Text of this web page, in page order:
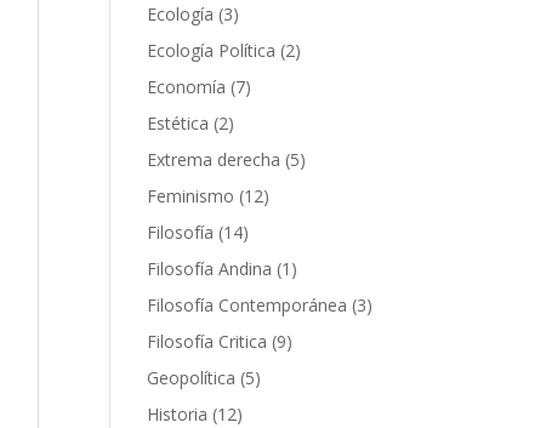
Ecología 33
productos
Ecología Política 22
Economía 77
Estética 22
productos
Extrema derecha 55
Feminismo 1212
Filosofía 1414
productos
Filosofía Andina 1 1
producto
Filosofía Contemporánea 33
Filosofía Critica 99
Geopolítica 55
Historia 1212